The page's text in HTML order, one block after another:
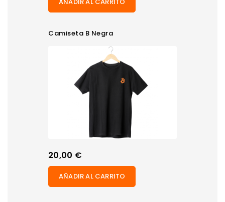
Camiseta B Negra
Precio
20,00 €
AÑADIR AL CARRITO